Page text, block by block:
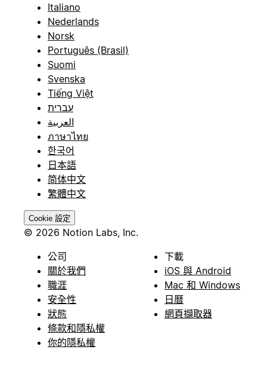
Italiano
Nederlands
Norsk
Português (Brasil)
Suomi
Svenska
Tiếng Việt
עברית
العربية
ภาษาไทย
한국어
日本語
简体中文
繁體中文
Cookie 設定
© 2026 Notion Labs, Inc.
公司
關於我們
職涯
安全性
狀態
條款和隱私權
你的隱私權
下載
iOS 與 Android
Mac 和 Windows
日曆
網頁擷取器